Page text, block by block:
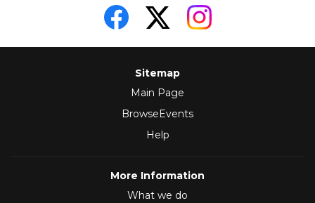
Sitemap
Main Page
BrowseEvents
Help
More Information
What we do